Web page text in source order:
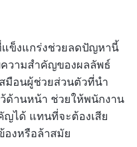
ข็งแกร่งช่วยลดปัญหานี้
วามสำคัญของผลลัพธ์
มือนผู้ช่วยส่วนตัวที่นำ
ด้านหน้า ช่วยให้พนักงาน
ญได้ แทนที่จะต้องเสีย
องหรือล้าสมัย